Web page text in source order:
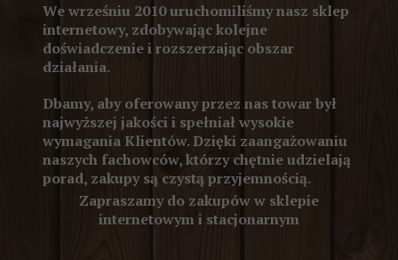
We wrześniu 2010 uruchomiliśmy nasz sklep
internetowy, zdobywając kolejne
doświadczenie i rozszerzając obszar
działania.
Dbamy, aby oferowany przez nas towar był
najwyższej jakości i spełniał wysokie
wymagania Klientów. Dzięki zaangażowaniu
naszych fachowców, którzy chętnie udzielają
porad, zakupy są czystą przyjemnością.
Zapraszamy do zakupów w sklepie
internetowym i stacjonarnym